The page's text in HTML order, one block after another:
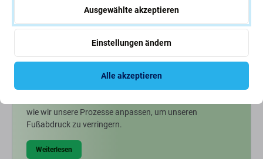
Grüne Ideen
wie wir unsere Prozesse anpassen, um unseren
Fußabdruck zu verringern.
Weiterlesen
Ausgewählte akzeptieren
Einstellungen ändern
Alle akzeptieren